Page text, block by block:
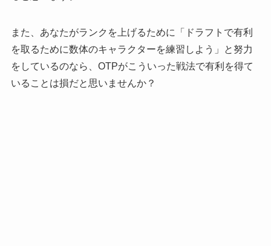
また、あなたがランクを上げるために「ドラフトで有利
を取るために数体のキャラクターを練習しよう」と努力
をしているのなら、OTPがこういった戦法で有利を得て
いることは損だと思いませんか？